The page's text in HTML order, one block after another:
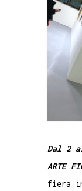
Dal 2
ARTE
fiera